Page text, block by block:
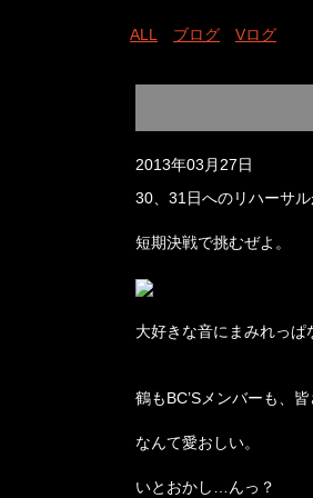
ALL ブログ Vログ
2013年03月27日
30、31日へのリハーサ
短期決戦で挑むぜよ。
大好きな音にまみれっぱ
鶴もBC’Sメンバーも、皆
なんて愛おしい。
いとおかし…んっ？